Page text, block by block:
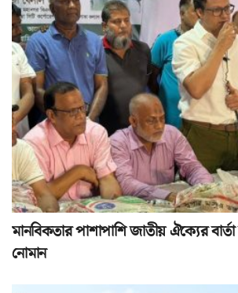
মানবিকতার পাশাপাশি জাতীয় ঐক্যের
নোমান